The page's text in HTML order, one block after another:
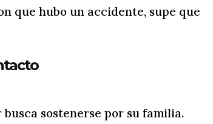
que hubo un accidente, supe que
sostenerse por su familia.